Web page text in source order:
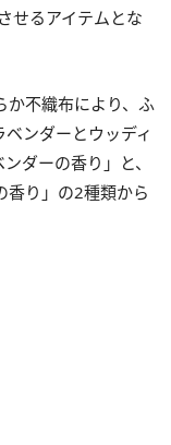
せるアイテムとな
か不織布により、ふ
ンダーとウッディ
ダーの香り」と、
香り」の2種類から